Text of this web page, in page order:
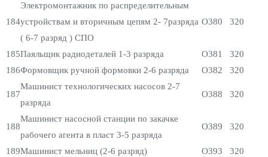
184
Электромонтажник по распределительным
устройствам и вторичным цепям 2- 7разряда
( 6-7 разряд ) СПО
О380 320
185Паяльщик радиодеталей 1-3 разряда О381
320
186Формовщик ручной формовки 2-6 разряда О382 320
187
Машинист технологических насосов 2-7
разряда
О388 320
188
Машинист насосной станции по закачке
рабочего агента в пласт 3-5 разряда
О389 320
189Машинист мельниц (2-6 разряд) О393
320